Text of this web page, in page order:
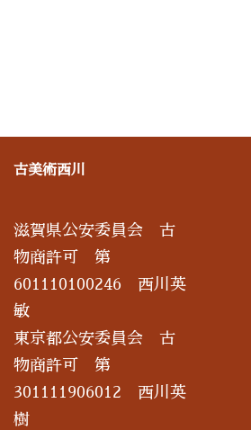
古美術西川
滋賀県公安委員会 古
物商許可 第
601110100246 西川英
敏
東京都公安委員会 古
物商許可 第
301111906012 西川英
樹